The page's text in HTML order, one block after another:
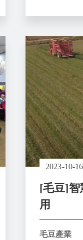
2023-10-16
[毛豆]智
用
毛豆產業